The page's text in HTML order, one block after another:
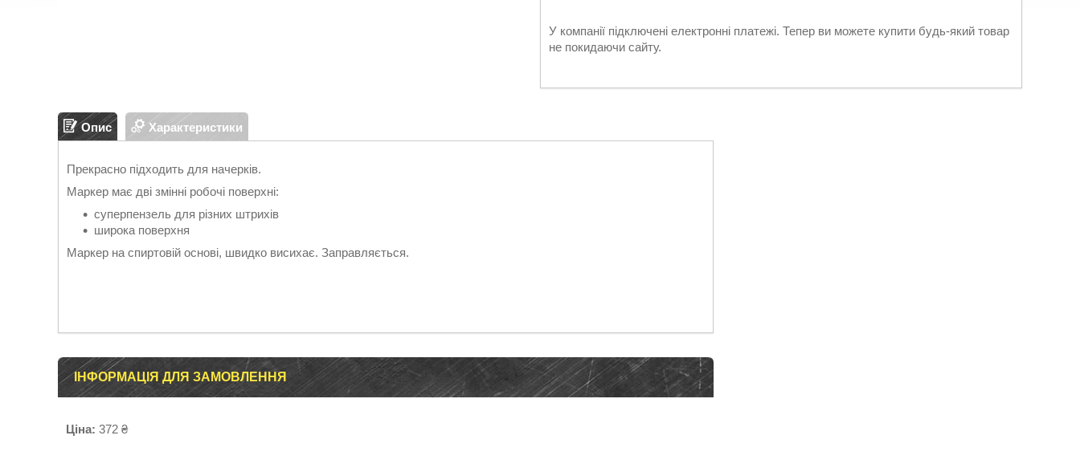
У компанії підключені електронні платежі. Тепер ви можете купити будь-який товар
не покидаючи сайту.
Опис Характеристики
Прекрасно підходить для начерків.
Маркер має дві змінні робочі поверхні:
суперпензель для різних штрихів
широка поверхня
Маркер на спиртовій основі, швидко висихає. Заправляється.
ІНФОРМАЦІЯ ДЛЯ ЗАМОВЛЕННЯ
Ціна: 372 ₴